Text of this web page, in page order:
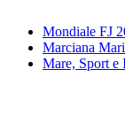
Mondiale FJ
Marciana
Mare, Sport e